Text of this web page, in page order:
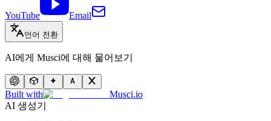
YouTube Email
언어 전환
AI에게 Musci에 대해 물어보기
Built with
Musci.io
AI 생성기